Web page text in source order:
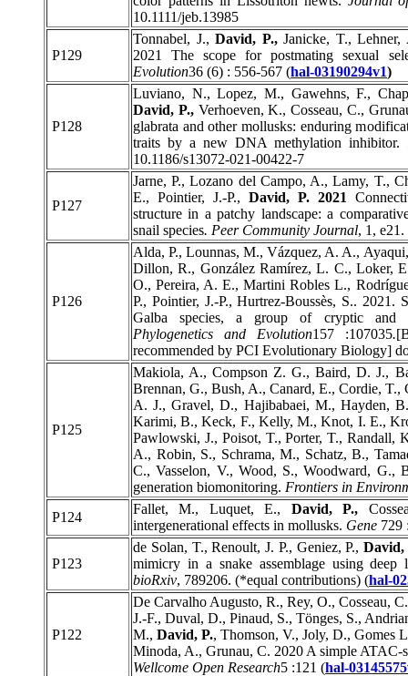
10.1111/jeb.13985
P129
Tonnabel, J.,David, P.,Janicke, T., Lehner,
2021 The scope for postmating sexual
Evolution36 (6) : 556-567 (hal-03190294v1)
P128
Luviano, N., Lopez, M., Gawehns, F.,
David, P.,Verhoeven, K., Cosseau, C.,
glabrata and other mollusks: enduring
traits by a new DNA methylation inhibitor.
10.1186/s13072-021-00422-7
P127
Jarne, P., Lozano del Campo, A., Lamy, T.,
E., Pointier, J.-P., David, P. 2021
structure in a patchy landscape: a
snail species. Peer Community Journal, 1,
P126
Alda, P., Lounnas, M., Vázquez, A. A.,
Dillon, R., González Ramírez, L. C., Loker,
O., Pereira, A. E., Martini Robles L.,
P., Pointier, J.-P., Hurtrez-Boussès, S.. 2021.
Galba species, a group of cryptic and
Phylogenetics and Evolution157 :107035.
recommended by PCI Evolutionary Biology]
P125
Makiola, A., Compson Z. G., Baird, D. J.,
Brennan, G., Bush, A., Canard, E., Cordie, T.,
A. J., Gravel, D., Hajibabaei, M., Hayden,
Karimi, B., Keck, F., Kelly, M., Knot, I. E.,
Pawlowski, J., Poisot, T., Porter, T., Randall,
A., Robin, S., Schrama, M., Schatz, B.,
C., Vasselon, V., Wood, S., Woodward,
generation biomonitoring. Frontiers in
P124
Fallet, M., Luquet, E., David, P.,
intergenerational effects in mollusks. Gene 729
P123
de Solan, T., Renoult, J. P., Geniez, P., David,
mimicry in a snake assemblage using deep
bioRxiv, 789206. (*equal contributions) (hal-
P122
De Carvalho Augusto, R., Rey, O., Cosseau,
J.-F., Duval, D., Pinaud, S., Tönges, S.,
M., David, P., Thomson, V., Joly, D., Gomes
Minoda, A., Grunau, C. 2020 A simple ATAC-
Wellcome Open Research5 :121 (hal-